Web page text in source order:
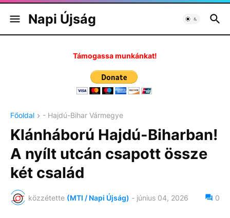
Napi Újság
Támogassa munkánkat!
Főoldal - Hajdú-Bihar Vármegye
Klánháború Hajdú-Biharban!
A nyílt utcán csapott össze
két család
közzétette (MTI / Napi Újság) - június 04, 2026 0